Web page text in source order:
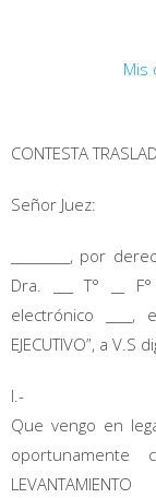
Mis
CONTESTA
Señor Juez:
_________, por
Dra. ___ T° __
electrónico ____,
EJECUTIVO”, a V.S
I.-
Que vengo en